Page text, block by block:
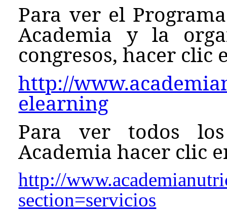
Para ver el
Academia y la
congresos, hacer clic
http://
elearning
Para ver todos
Academia hacer clic
http://
section=servicios